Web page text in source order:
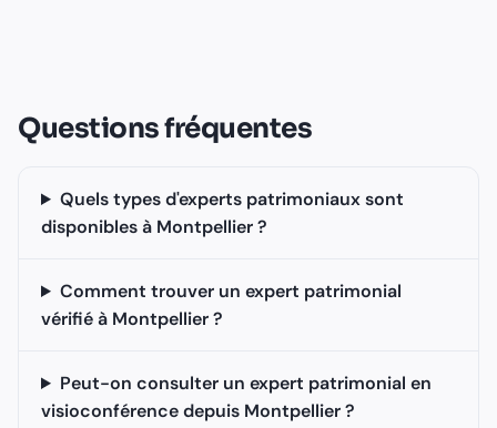
Questions fréquentes
Quels types d'experts patrimoniaux sont
disponibles à Montpellier ?
Comment trouver un expert patrimonial
vérifié à Montpellier ?
Peut-on consulter un expert patrimonial en
visioconférence depuis Montpellier ?